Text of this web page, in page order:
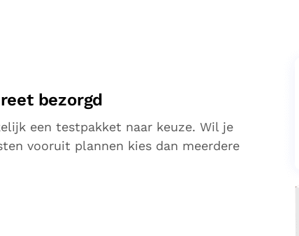
bezorgd
een testpakket naar keuze. Wil je
vooruit plannen kies dan meerdere